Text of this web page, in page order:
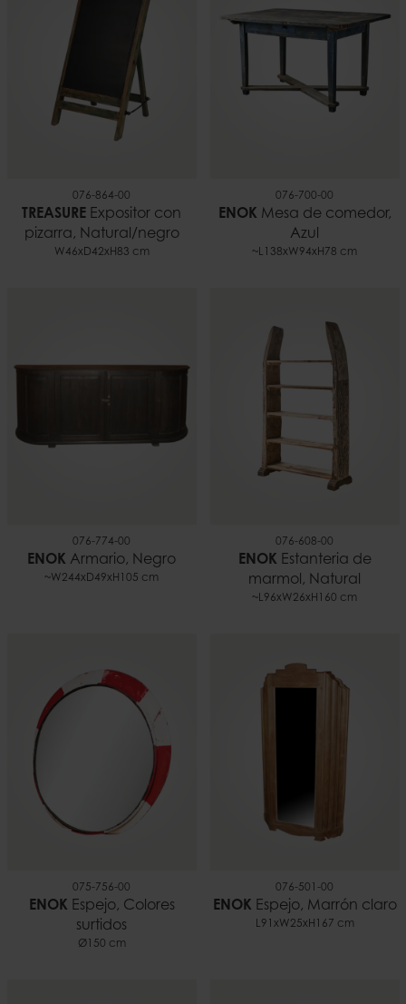
076-864-00
TREASURE Expositor con
pizarra, Natural/negro
W46xD42xH83 cm
076-700-00
ENOK Mesa de comedor,
Azul
~L138xW94xH78 cm
076-774-00
ENOK Armario, Negro
~W244xD49xH105 cm
076-608-00
ENOK Estanteria de
marmol, Natural
~L96xW26xH160 cm
075-756-00
ENOK Espejo, Colores
surtidos
Ø150 cm
076-501-00
ENOK Espejo, Marrón claro
L91xW25xH167 cm